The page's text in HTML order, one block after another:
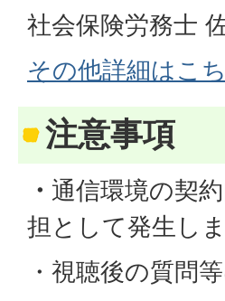
社会保険労務士
その他詳細はこ
注意事項
・ 通信環境の契
担として発生し
・視聴後の質問